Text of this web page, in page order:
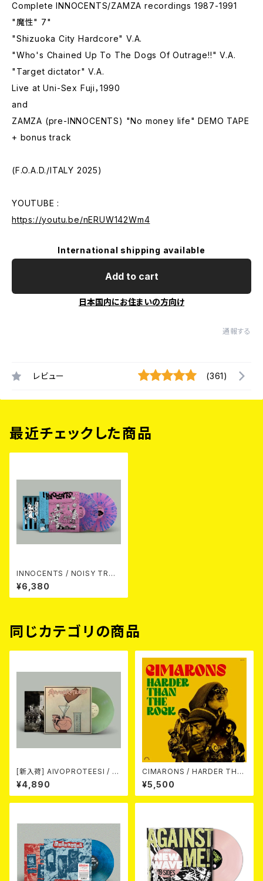
Complete INNOCENTS/ZAMZA recordings 1987-1991
"魔性" 7"
"Shizuoka City Hardcore" V.A.
"Who's Chained Up To The Dogs Of Outrage!!" V.A.
"Target dictator" V.A.
Live at Uni-Sex Fuji，1990
and
ZAMZA (pre-INNOCENTS) "No money life" DEMO TAPE
+ bonus track
(F.O.A.D./ITALY 2025)
YOUTUBE :
https://youtu.be/nERUW142Wm4
International shipping available
Add to cart
日本国内にお住まいの方向け
通報する
レビュー (361)
最近チェックした商品
INNOCENTS / NOISY TROU
BLE - COMPLETE DISCOG
RAPHY 1987-1991 (LTD.100
DIE-HARD SPLATTER2LP)
¥6,380
同じカテゴリの商品
[新入荷] AIVOPROTEESI / U
MPIKUJA (LP / LTD.100 DIE
-HARD COKE BOTTLE GRE
EN VINYL) (ITA / F.O.A.D.)
¥4,890
CIMARONS / HARDER THA
¥5,500